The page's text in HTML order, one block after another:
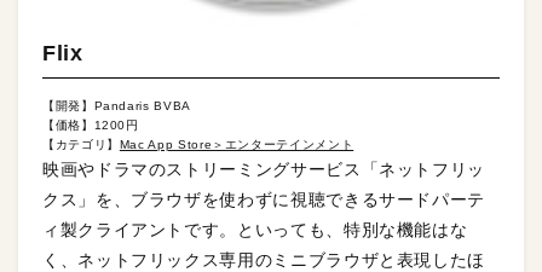
Flix
【開発】Pandaris BVBA
【価格】1200円
【カテゴリ】 Mac App Store＞エンターテインメント
映画やドラマのストリーミングサービス「ネットフリッ
クス」を、ブラウザを使わずに視聴できるサードパーテ
ィ製クライアントです。といっても、特別な機能はな
く、ネットフリックス専用のミニブラウザと表現したほ